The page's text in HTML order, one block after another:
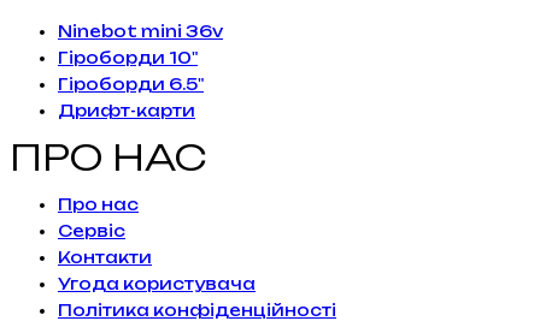
Ninebot mini 36v
Гіроборди 10"
Гіроборди 6.5"
Дрифт-карти
ПРО НАС
Про нас
Сервiс
Контакти
Угода користувача
Політика конфіденційності